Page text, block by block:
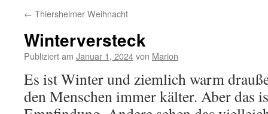
springen
← Thiersheimer Weihnacht
Winterversteck
Publiziert am Januar 1, 2024von Marion
Es ist Winter und ziemlich warm
den Menschen immer kälter. Aber das